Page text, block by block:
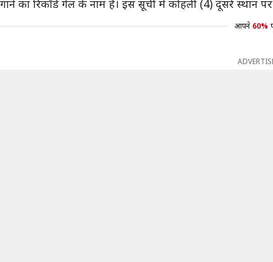
का रिकॉर्ड गेल के नाम है। इस सूची में कोहली (4) दूसरे स्थान
आपने 60%